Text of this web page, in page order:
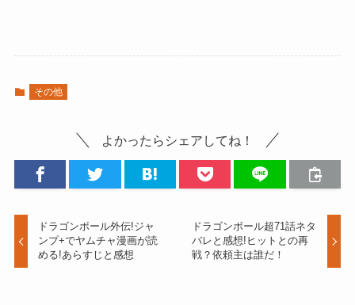
その他
よかったらシェアしてね！
ドラゴンボール外伝!ジャ
ンプ+でヤムチャ漫画が読
める!あらすじと感想
ドラゴンボール超71話ネタ
バレと感想!ヒットとの再
戦？依頼主は誰だ！